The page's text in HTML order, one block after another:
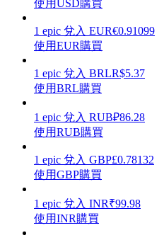
理財
增值寶
使用USD購買
1 epic 兌入 EUR€0.91099
使用EUR購買
1 epic 兌入 BRLR$5.37
使用BRL購買
1 epic 兌入 RUB₽86.28
使用RUB購買
1 epic 兌入 GBP£0.78132
使用GBP購買
1 epic 兌入 INR₹99.98
使用INR購買